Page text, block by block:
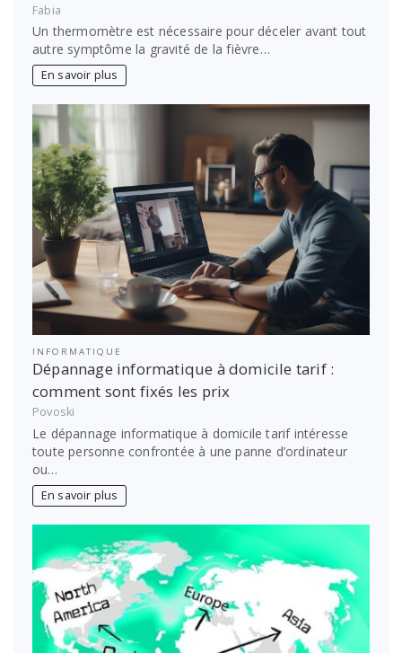
Fabia
Un thermomètre est nécessaire pour déceler avant tout
autre symptôme la gravité de la fièvre…
En savoir plus
INFORMATIQUE
Dépannage informatique à domicile tarif :
comment sont fixés les prix
Povoski
Le dépannage informatique à domicile tarif intéresse
toute personne confrontée à une panne d’ordinateur
ou…
En savoir plus